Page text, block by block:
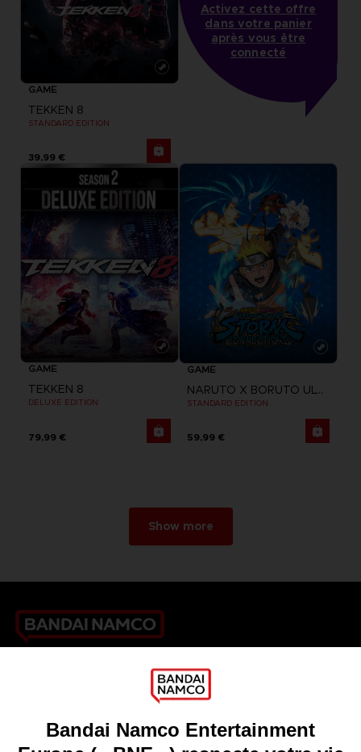
GAME
TEKKEN 8
STANDARD EDITION
39,99 €
Activez cette offre
dans votre panier
après vous être
connecté
GAME
TEKKEN 8
DELUXE EDITION
79,99 €
GAME
NARUTO X BORUTO ULTIMATE NINJA STORM CONNECTIONS
STANDARD EDITION
59,99 €
Show more
Games
Licensing
DO YOU HAVE A QUESTION?